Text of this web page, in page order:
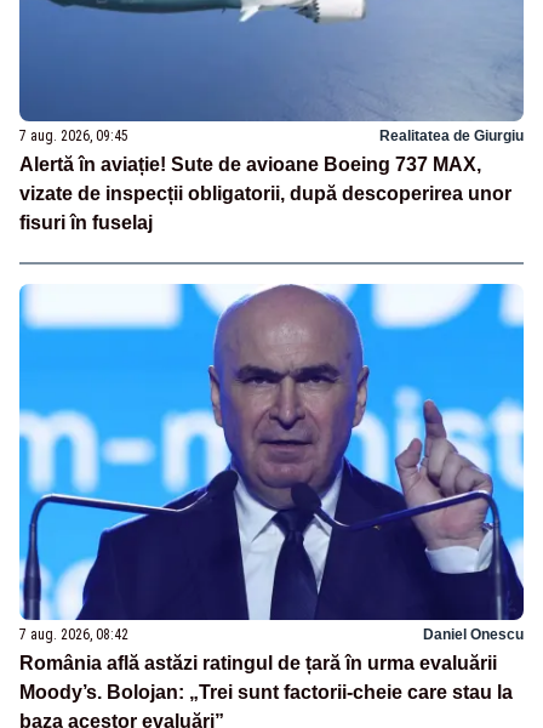
7 aug. 2026, 09:45 Realitatea de Giurgiu
Alertă în aviație! Sute de avioane Boeing 737 MAX,
vizate de inspecții obligatorii, după descoperirea unor
fisuri în fuselaj
7 aug. 2026, 08:42 Daniel Onescu
România află astăzi ratingul de țară în urma evaluării
Moody’s. Bolojan: „Trei sunt factorii-cheie care stau la
baza acestor evaluări”